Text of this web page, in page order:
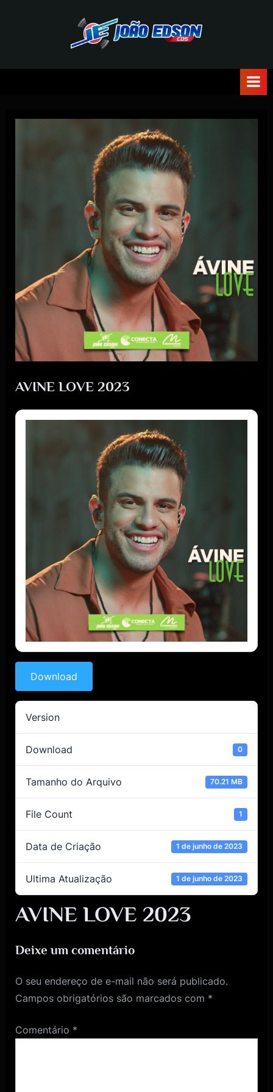
O
E
D
S
O
N
C
D
S
AVINE LOVE 2023
Download
Version
Download 0
Tamanho do Arquivo 70.21 MB
File Count 1
Data de Criação 1 de junho de 2023
Ultima Atualização 1 de junho de 2023
AVINE LOVE 2023
Deixe um comentário
O seu endereço de e-mail não será publicado.
Campos obrigatórios são marcados com *
Comentário *